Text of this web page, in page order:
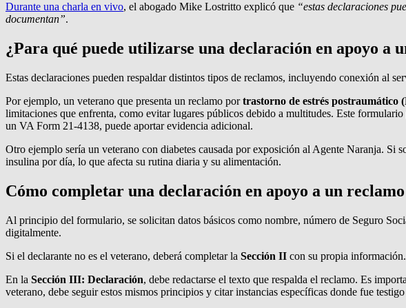
Durante una charla en vivo, el abogado Mike Lostritto explicó que “estas declaraciones
documentan”.
¿Para qué puede utilizarse una declaración en apoyo a
Estas declaraciones pueden respaldar distintos tipos de reclamos, incluyendo conexión
Por ejemplo, un veterano que presenta un reclamo portrastorno de estrés postraumático
limitaciones que enfrenta, como evitar lugares públicos debido a multitudes. Este
un VA Form 21-4138, puede aportar evidencia adicional.
Otro ejemplo sería un veterano con diabetes causada por exposición al Agente Naranja. Si
insulina por día, lo que afecta su rutina diaria y su alimentación.
Cómo completar una declaración en apoyo a un reclamo
Al principio del formulario, se solicitan datos básicos como nombre, número de Seguro
digitalmente.
Si el declarante no es el veterano, deberá completar la Sección II con su propia
En la Sección III: Declaración, debe redactarse el texto que respalda el reclamo. Es
veterano, debe seguir estos mismos principios y citar instancias específicas donde fue